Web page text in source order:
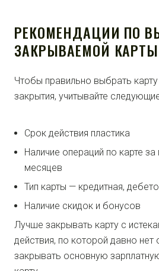
РЕКОМЕНДАЦИИ ПО
ЗАКРЫВАЕМОЙ КАРТЫ
Чтобы правильно выбрать
закрытия, учитывайте
Срок действия пластика
Наличие операций по карте за
месяцев
Тип карты — кредитная,
Наличие скидок и бонусов
Лучше закрывать карту с
действия, по которой давно нет
закрывать основную